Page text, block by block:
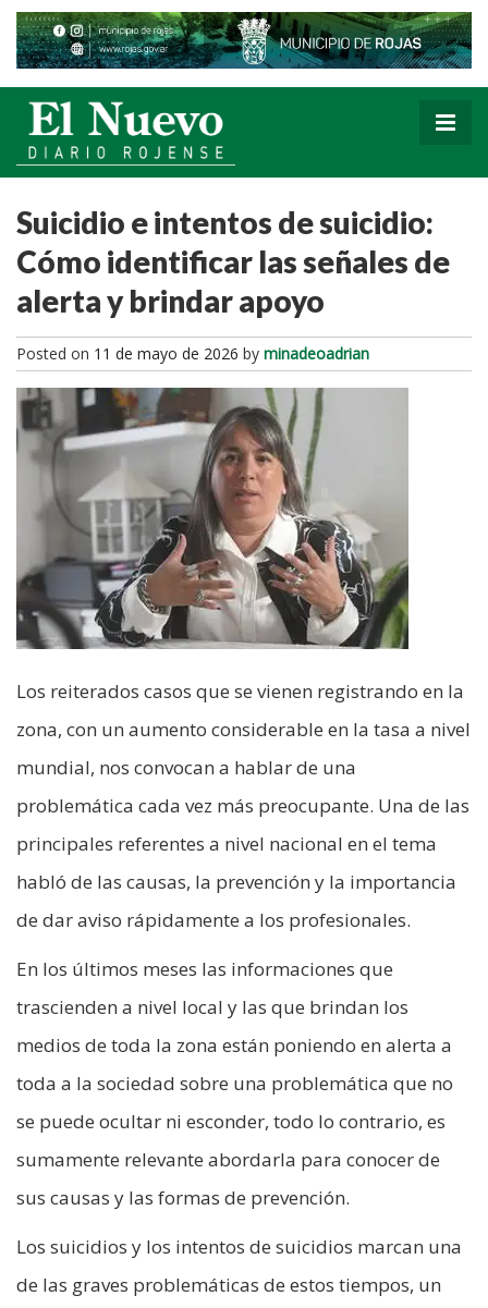
Suicidio e intentos de suicidio:
Cómo identificar las señales de
alerta y brindar apoyo
Posted on 11 de mayo de 2026 by minadeoadrian
Los reiterados casos que se vienen registrando en la
zona, con un aumento considerable en la tasa a nivel
mundial, nos convocan a hablar de una
problemática cada vez más preocupante. Una de las
principales referentes a nivel nacional en el tema
habló de las causas, la prevención y la importancia
de dar aviso rápidamente a los profesionales.
En los últimos meses las informaciones que
trascienden a nivel local y las que brindan los
medios de toda la zona están poniendo en alerta a
toda a la sociedad sobre una problemática que no
se puede ocultar ni esconder, todo lo contrario, es
sumamente relevante abordarla para conocer de
sus causas y las formas de prevención.
Los suicidios y los intentos de suicidios marcan una
de las graves problemáticas de estos tiempos, un